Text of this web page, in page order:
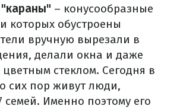
"караны" – конусообразные
которых обустроены
вручную вырезали в
делали окна и даже
стеклом. Сегодня в
сих пор живут люди,
семей. Именно поэтому его